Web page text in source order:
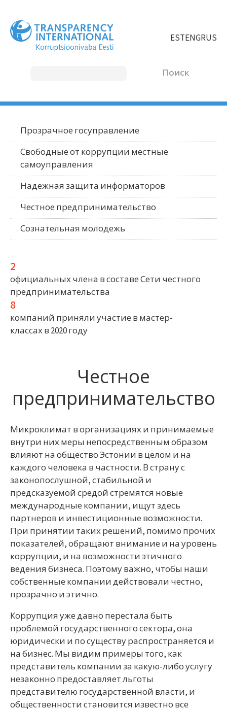
основному
содержанию
ESTENGRUS
MAIN
MENU
RUSSIAN
Честное
предпринимательство
Микроклимат в организациях и принимаемые
внутри них меры непосредственным образом
влияют на общество Эстонии в целом и на
каждого человека в частности. В страну с
законопослушной, стабильной и
предсказуемой средой стремятся новые
международные компании, ищут здесь
партнеров и инвестиционные возможности.
При принятии таких решений, помимо прочих
показателей, обращают внимание и на уровень
коррупции, и на возможности этичного
ведения бизнеса. Поэтому важно, чтобы наши
собственные компании действовали честно,
прозрачно и этично.
Коррупция уже давно перестала быть
проблемой государственного сектора, она
юридически и по существу распространяется и
на бизнес. Мы видим примеры того, как
представитель компании за какую-либо услугу
незаконно предоставляет льготы
представителю государственной власти, и
общественности становится известно все
Main
menu
russian
Прозрачное госуправление
Свободные от коррупции местные
самоуправления
Надежная защита информаторов
Честное предпринимательство
Сознательная молодежь
2
официальных члена в составе Сети честного
предпринимательства
8
компаний приняли участие в мастер-
классах в 2020 году